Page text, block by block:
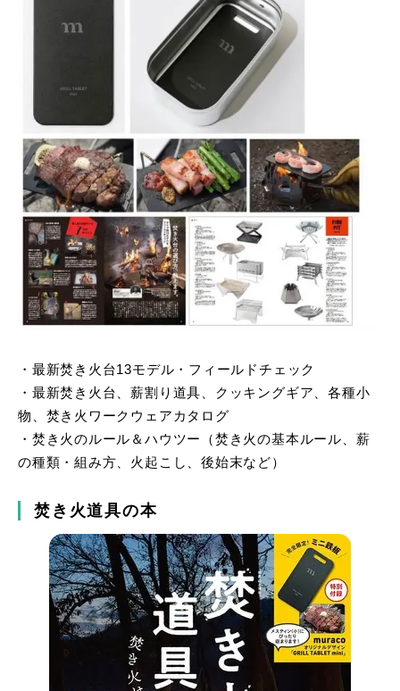
・最新焚き火台13モデル・フィールドチェック
・最新焚き火台、薪割り道具、クッキングギア、各種小
物、焚き火ワークウェアカタログ
・焚き火のルール＆ハウツー（焚き火の基本ルール、薪
の種類・組み方、火起こし、後始末など）
焚き火道具の本